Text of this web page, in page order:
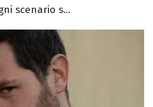
scenario s...